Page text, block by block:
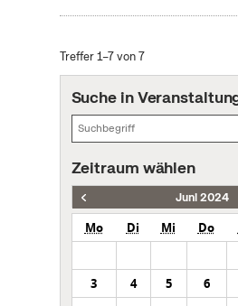
Treffer 1–7 von 7
Suche in
Zeitraum wählen
Juni 2024
Mo Di Mi Do
3
4 5 6